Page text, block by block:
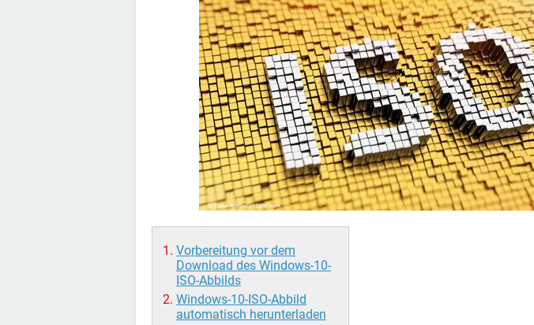
Vorbereitung vor dem
Download des Windows-10-
ISO-Abbilds
Windows-10-ISO-Abbild
automatisch herunterladen